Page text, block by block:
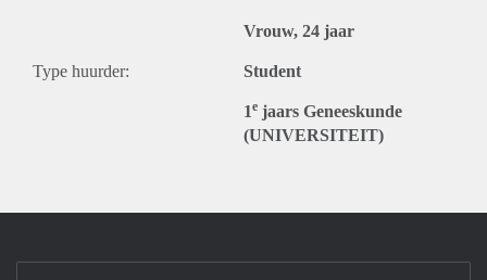
Vrouw, 24 jaar
Type huurder: Student
1e jaars Geneeskunde
(UNIVERSITEIT)